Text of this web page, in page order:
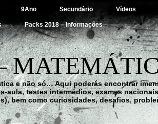
9Ano Secundário Vídeos
Packs 2018 – Informações
e não só… Aqui poderás encontrar
testes intermédios, exames
bem como curiosidades, desafios,